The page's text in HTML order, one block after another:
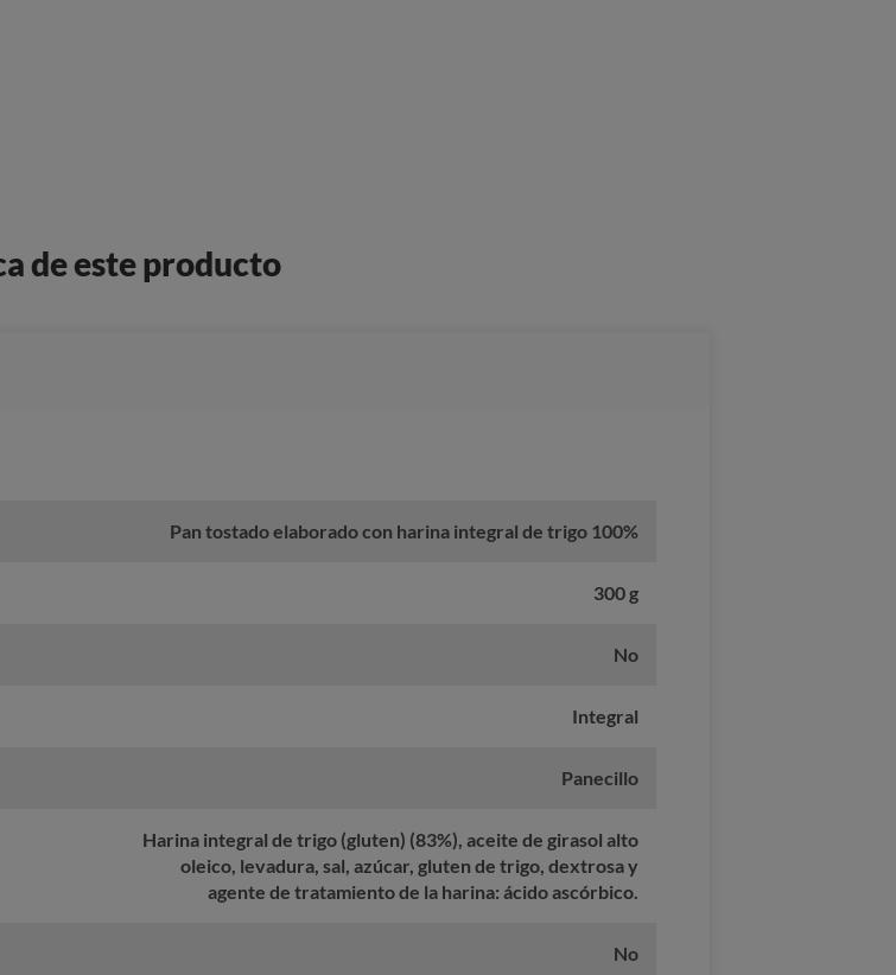
de este producto
Pan tostado elaborado con harina integral de trigo 100%
300 g
No
Integral
Panecillo
Harina integral de trigo (gluten) (83%), aceite de girasol alto
oleico, levadura, sal, azúcar, gluten de trigo, dextrosa y
agente de tratamiento de la harina: ácido ascórbico.
No